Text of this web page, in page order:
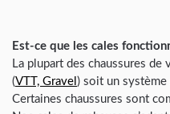
Est-ce que les cales
La plupart des chaussures
(VTT, Gravel ) soit un système
Certaines chaussures sont